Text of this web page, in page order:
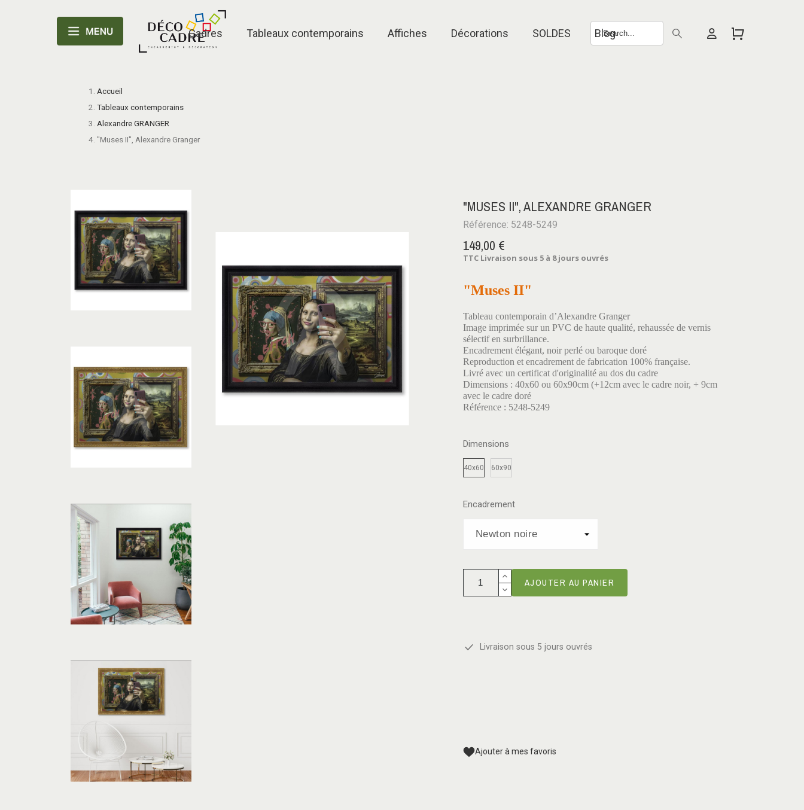
Cadres Tableaux contemporains Affiches Décorations SOLDES Blog
Accueil
Tableaux contemporains
Alexandre GRANGER
"Muses II", Alexandre Granger
"MUSES II", ALEXANDRE GRANGER
Référence: 5248-5249
149,00 €
TTC Livraison sous 5 à 8 jours ouvrés
"Muses II"
Tableau contemporain d’Alexandre Granger
Image imprimée sur un PVC de haute qualité, rehaussée de vernis
sélectif en surbrillance.
Encadrement élégant, noir perlé ou baroque doré
Reproduction et encadrement de fabrication 100% française.
Livré avec un certificat d'originalité au dos du cadre
Dimensions : 40x60 ou 60x90cm (+12cm avec le cadre noir, + 9cm
avec le cadre doré
Référence : 5248-5249
Dimensions
40x60 60x90
Encadrement
AJOUTER AU PANIER
Livraison sous 5 jours ouvrés
Ajouter à mes favoris